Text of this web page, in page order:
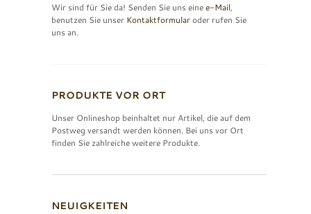
Wir sind für Sie da! Senden Sie uns einee-Mail,
benutzen Sie unser Kontaktformularoder rufen Sie
uns an.
PRODUKTE VOR ORT
Unser Onlineshop beinhaltet nur Artikel, die auf dem
Postweg versandt werden können. Bei uns vor Ort
finden Sie zahlreiche weitere Produkte.
NEUIGKEITEN